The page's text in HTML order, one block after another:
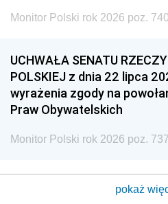
Monitor Polski rok 2026 poz. 740
UCHWAŁA SENATU
POLSKIEJ z dnia 22 lipca
wyrażenia zgody na
Praw Obywatelskich
Monitor Polski rok 2026 poz. 737
pokaż